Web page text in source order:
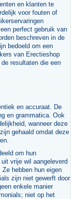
en klanten te
voor fouten of
perfect gebruik van
beschreven in de
bedoeld om een
van Erectieshop
resultaten die een
en accuraat. De
en grammatica. Ook
wanneer deze
gehaald omdat deze
om hun
vrije wil aangeleverd
hebben hun eigen
zijn niet gewerft door
enkele manier
niet op het